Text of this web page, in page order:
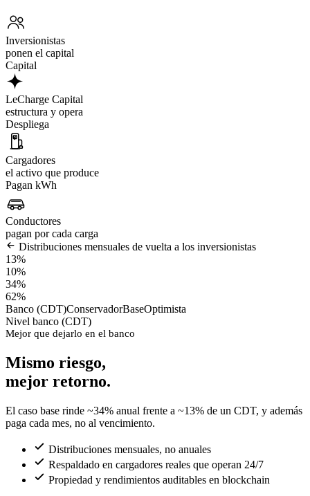
Inversionistas
ponen el capital
Capital
LeCharge Capital
estructura y opera
Despliega
Cargadores
el activo que produce
Pagan kWh
Conductores
pagan por cada carga
Distribuciones mensuales de vuelta a los inversionistas
13%
10%
34%
62%
Banco (CDT)ConservadorBaseOptimista
Nivel banco (CDT)
Mejor que dejarlo en el banco
Mismo riesgo,
mejor retorno.
El caso base rinde ~34% anual frente a ~13% de un CDT, y además
paga cada mes, no al vencimiento.
Distribuciones mensuales, no anuales
Respaldado en cargadores reales que operan 24/7
Propiedad y rendimientos auditables en blockchain